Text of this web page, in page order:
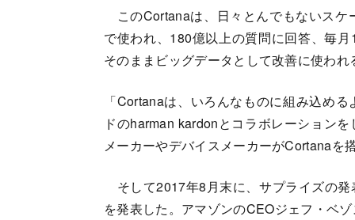
このCortanaは、日々とんでもないスケ
で使われ、180億以上の質問に回答、毎
そのままビッグデータとして改善に使われ
「Cortanaは、いろんなものに組み込め
ドのharman kardonとコラボレーション
メーカーやデバイスメーカーがCortanaを
そして2017年8月末に、サプライズの
を発表した。アマゾンのCEOジェフ・ベ